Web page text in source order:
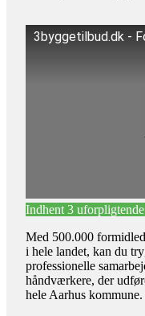
3byggetilbud.dk -
Indhent 3
Med 500.000
i hele landet, kan du
professionelle
håndværkere, der
hele Aarhus kommune.